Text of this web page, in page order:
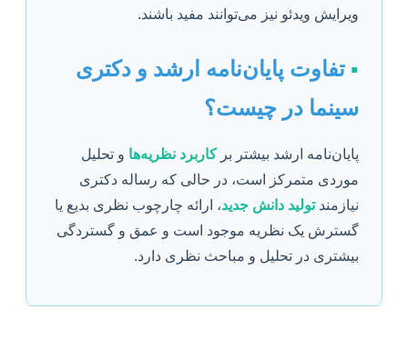
ویرایش ویدئو نیز می‌توانند مفید باشند.
▪️ تفاوت پایان‌نامه ارشد و دکتری
سینما در چیست؟
پایان‌نامه ارشد بیشتر برکاربرد نظریه‌ها و تحلیل
موردی متمرکز است، در حالی که رساله دکتری
نیازمندتولید دانش جدید، ارائه چارچوب نظری بدیع یا
گسترش یک نظریه موجود است و عمق و گستردگی
بیشتری در تحلیل و مباحث نظری دارد.